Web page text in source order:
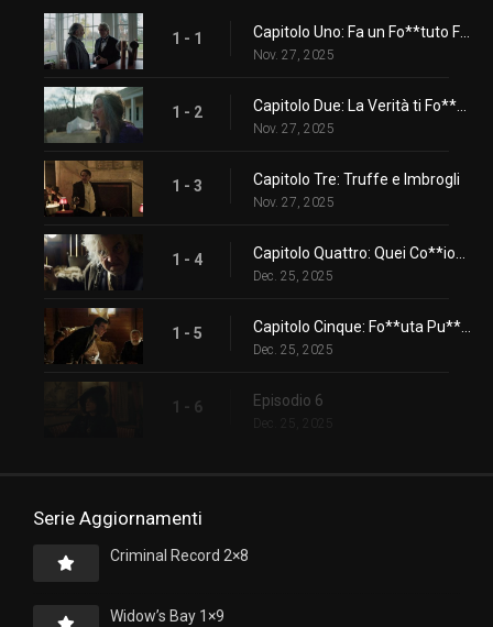
1 - 1
Nov. 27, 2025
1 - 2
Nov. 27, 2025
1 - 3 Capitolo Tre: Truffe e Imbrogli
Nov. 27, 2025
1 - 4
Dec. 25, 2025
1 - 5
Dec. 25, 2025
1 - 6 Episodio 6
Dec. 25, 2025
Serie Aggiornamenti
Criminal Record 2×8
Widow’s Bay 1×9